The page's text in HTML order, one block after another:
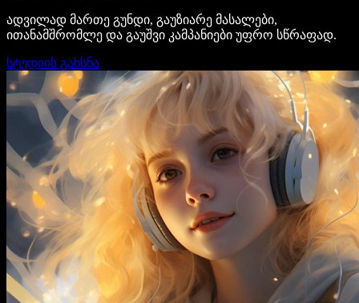
ადვილად მართე გუნდი, გაუზიარე მასალები,
ითანამშრომლე და გაუშვი კამპანიები უფრო სწრაფად.
სტუდიის გახსნა